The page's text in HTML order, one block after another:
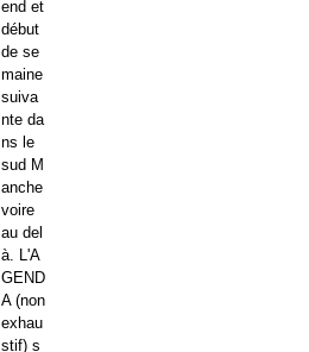
end et
début
de se
maine
suiva
nte da
ns le
sud M
anche
voire
au del
à. L'A
GEND
A (non
exhau
stif) s